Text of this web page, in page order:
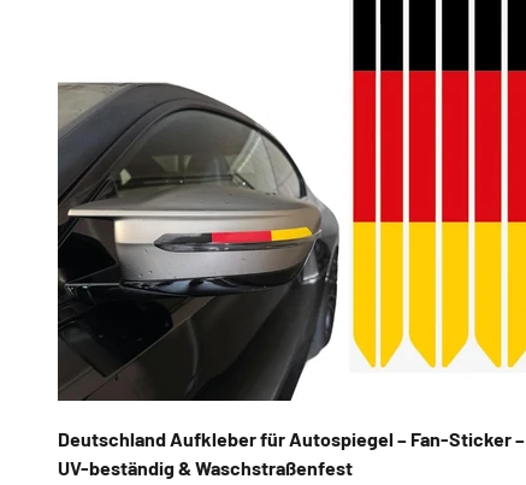
Deutschland Aufkleber für Autospiegel – Fan-Sticker –
UV-beständig & Waschstraßenfest